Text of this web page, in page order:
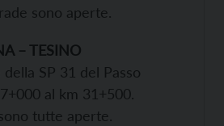
sono aperte.
– TESINO
SP 31 del Passo
al km 31+500.
tutte aperte.